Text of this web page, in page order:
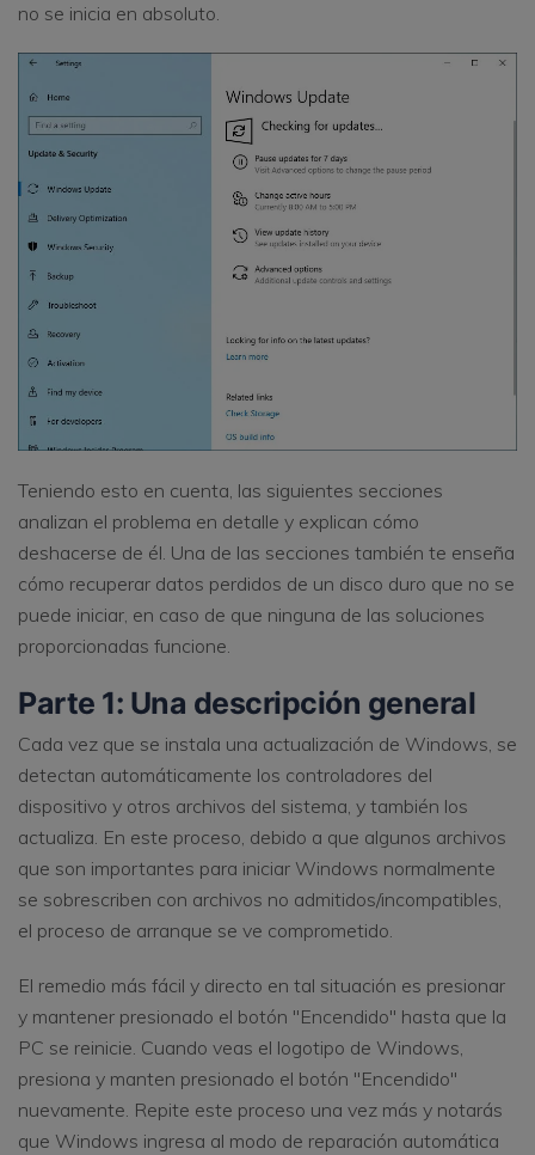
no se inicia en absoluto.
Teniendo esto en cuenta, las siguientes secciones
analizan el problema en detalle y explican cómo
deshacerse de él. Una de las secciones también te enseña
cómo recuperar datos perdidos de un disco duro que no se
puede iniciar, en caso de que ninguna de las soluciones
proporcionadas funcione.
Parte 1: Una descripción general
Cada vez que se instala una actualización de Windows, se
detectan automáticamente los controladores del
dispositivo y otros archivos del sistema, y ​​también los
actualiza. En este proceso, debido a que algunos archivos
que son importantes para iniciar Windows normalmente
se sobrescriben con archivos no admitidos/incompatibles,
el proceso de arranque se ve comprometido.
El remedio más fácil y directo en tal situación es presionar
y mantener presionado el botón "Encendido" hasta que la
PC se reinicie. Cuando veas el logotipo de Windows,
presiona y manten presionado el botón "Encendido"
nuevamente. Repite este proceso una vez más y notarás
que Windows ingresa al modo de reparación automática